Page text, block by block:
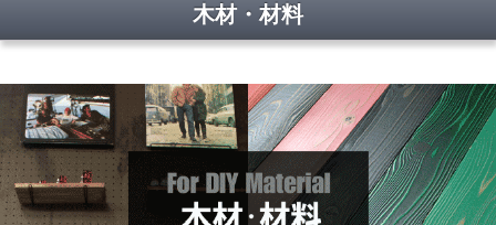
木材・材料